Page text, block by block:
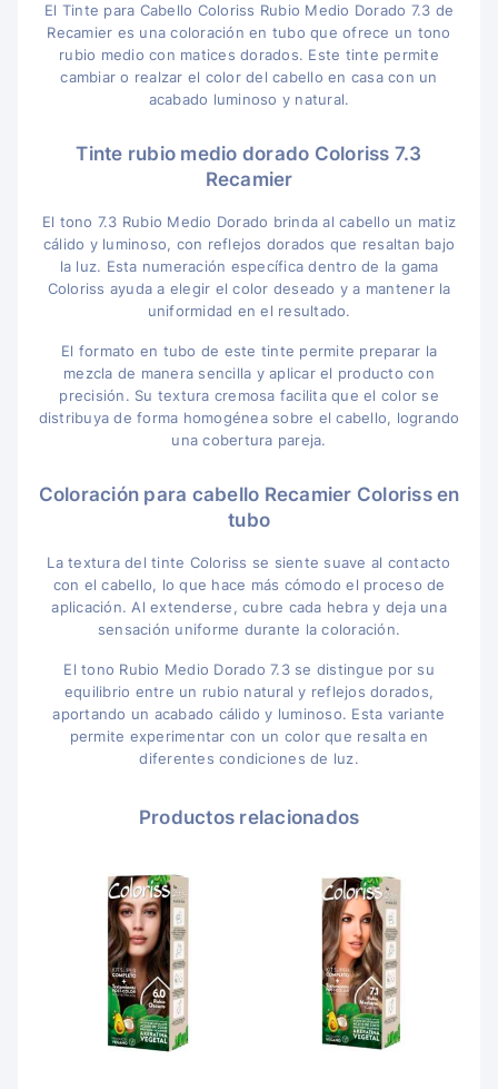
El Tinte para Cabello Coloriss Rubio Medio Dorado 7.3 de
Recamier es una coloración en tubo que ofrece un tono
rubio medio con matices dorados. Este tinte permite
cambiar o realzar el color del cabello en casa con un
acabado luminoso y natural.
Tinte rubio medio dorado Coloriss 7.3
Recamier
El tono 7.3 Rubio Medio Dorado brinda al cabello un matiz
cálido y luminoso, con reflejos dorados que resaltan bajo
la luz. Esta numeración específica dentro de la gama
Coloriss ayuda a elegir el color deseado y a mantener la
uniformidad en el resultado.
El formato en tubo de este tinte permite preparar la
mezcla de manera sencilla y aplicar el producto con
precisión. Su textura cremosa facilita que el color se
distribuya de forma homogénea sobre el cabello, logrando
una cobertura pareja.
Coloración para cabello Recamier Coloriss en
tubo
La textura del tinte Coloriss se siente suave al contacto
con el cabello, lo que hace más cómodo el proceso de
aplicación. Al extenderse, cubre cada hebra y deja una
sensación uniforme durante la coloración.
El tono Rubio Medio Dorado 7.3 se distingue por su
equilibrio entre un rubio natural y reflejos dorados,
aportando un acabado cálido y luminoso. Esta variante
permite experimentar con un color que resalta en
diferentes condiciones de luz.
Productos relacionados